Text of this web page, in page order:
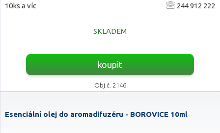
10ks a víc
244 912 222
SKLADEM
koupit
Obj.č. 2146
Esenciální olej do aromadifuzéru - BOROVICE 10ml